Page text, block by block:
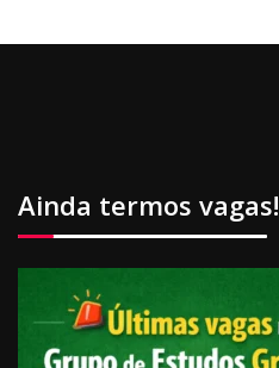
Ainda termos vagas!